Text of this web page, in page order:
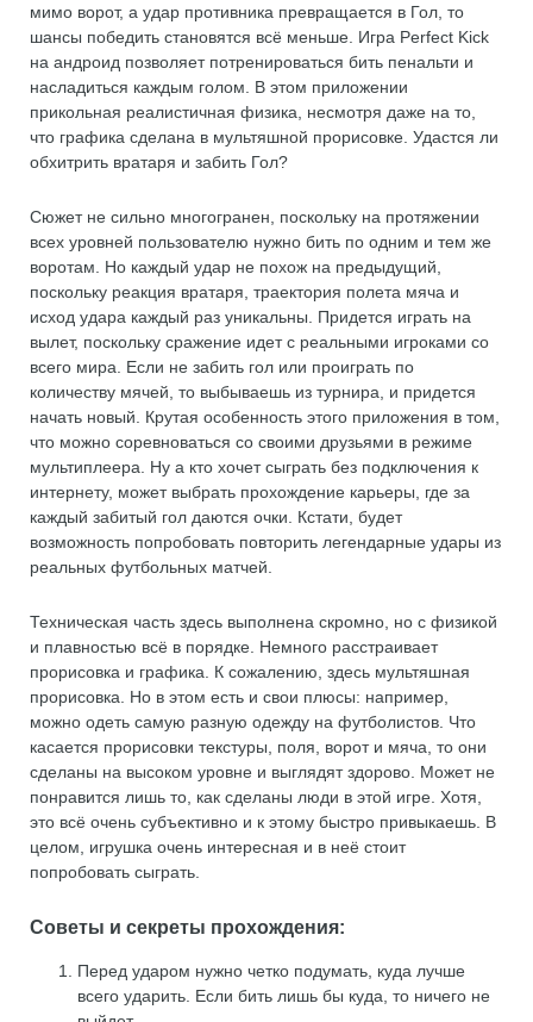
мимо ворот, а удар противника превращается в Гол, то
шансы победить становятся всё меньше. Игра Perfect Kick
на андроид позволяет потренироваться бить пенальти и
насладиться каждым голом. В этом приложении
прикольная реалистичная физика, несмотря даже на то,
что графика сделана в мультяшной прорисовке. Удастся ли
обхитрить вратаря и забить Гол?
Сюжет не сильно многогранен, поскольку на протяжении
всех уровней пользователю нужно бить по одним и тем же
воротам. Но каждый удар не похож на предыдущий,
поскольку реакция вратаря, траектория полета мяча и
исход удара каждый раз уникальны. Придется играть на
вылет, поскольку сражение идет с реальными игроками со
всего мира. Если не забить гол или проиграть по
количеству мячей, то выбываешь из турнира, и придется
начать новый. Крутая особенность этого приложения в том,
что можно соревноваться со своими друзьями в режиме
мультиплеера. Ну а кто хочет сыграть без подключения к
интернету, может выбрать прохождение карьеры, где за
каждый забитый гол даются очки. Кстати, будет
возможность попробовать повторить легендарные удары из
реальных футбольных матчей.
Техническая часть здесь выполнена скромно, но с физикой
и плавностью всё в порядке. Немного расстраивает
прорисовка и графика. К сожалению, здесь мультяшная
прорисовка. Но в этом есть и свои плюсы: например,
можно одеть самую разную одежду на футболистов. Что
касается прорисовки текстуры, поля, ворот и мяча, то они
сделаны на высоком уровне и выглядят здорово. Может не
понравится лишь то, как сделаны люди в этой игре. Хотя,
это всё очень субъективно и к этому быстро привыкаешь. В
целом, игрушка очень интересная и в неё стоит
попробовать сыграть.
Советы и секреты прохождения:
Перед ударом нужно четко подумать, куда лучше
всего ударить. Если бить лишь бы куда, то ничего не